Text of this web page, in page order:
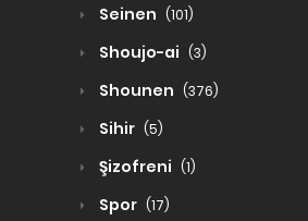
Seinen (101)
Shoujo-ai (3)
Shounen (376)
Sihir (5)
Şizofreni (1)
Spor (17)